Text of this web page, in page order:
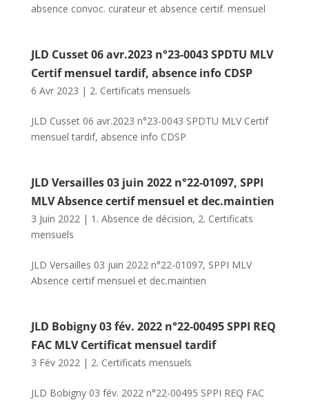
absence convoc. curateur et absence certif. mensuel
JLD Cusset 06 avr.2023 n°23-0043 SPDTU MLV
Certif mensuel tardif, absence info CDSP
6 Avr 2023 | 2. Certificats mensuels
JLD Cusset 06 avr.2023 n°23-0043 SPDTU MLV Certif
mensuel tardif, absence info CDSP
JLD Versailles 03 juin 2022 n°22-01097, SPPI
MLV Absence certif mensuel et dec.maintien
3 Juin 2022| 1. Absence de décision, 2. Certificats
mensuels
JLD Versailles 03 juin 2022 n°22-01097, SPPI MLV
Absence certif mensuel et dec.maintien
JLD Bobigny 03 fév. 2022 n°22-00495 SPPI REQ
FAC MLV Certificat mensuel tardif
3 Fév 2022| 2. Certificats mensuels
JLD Bobigny 03 fév. 2022 n°22-00495 SPPI REQ FAC